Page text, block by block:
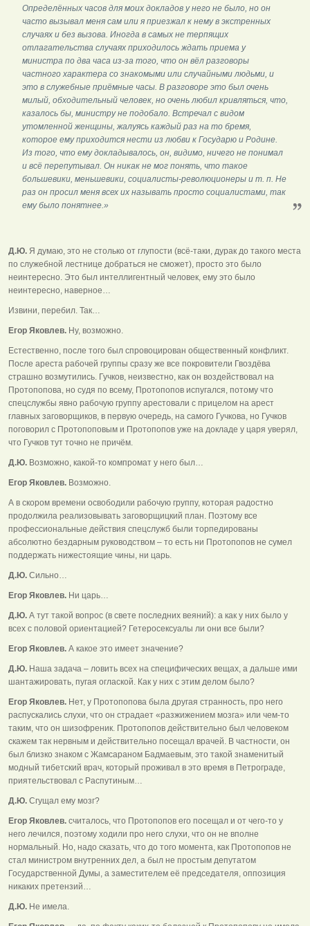
Определённых часов для моих докладов у него не было, но он
часто вызывал меня сам или я приезжал к нему в экстренных
случаях и без вызова. Иногда в самых не терпящих
отлагательства случаях приходилось ждать приема у
министра по два часа из-за того, что он вёл разговоры
частного характера со знакомыми или случайными людьми, и
это в служебные приёмные часы. В разговоре это был очень
милый, обходительный человек, но очень любил кривляться, что,
казалось бы, министру не подобало. Встречал с видом
утомленной женщины, жалуясь каждый раз на то бремя,
которое ему приходится нести из любви к Государю и Родине.
Из того, что ему докладывалось, он, видимо, ничего не понимал
и всё перепутывал. Он никак не мог понять, что такое
большевики, меньшевики, социалисты-революционеры и т. п. Не
раз он просил меня всех их называть просто социалистами, так
ему было понятнее.»
Д.Ю. Я думаю, это не столько от глупости (всё-таки, дурак до такого места
по служебной лестнице добраться не сможет), просто это было
неинтересно. Это был интеллигентный человек, ему это было
неинтересно, наверное…
Извини, перебил. Так…
Егор Яковлев. Ну, возможно.
Естественно, после того был спровоцирован общественный конфликт.
После ареста рабочей группы сразу же все покровители Гвоздёва
страшно возмутились. Гучков, неизвестно, как он воздействовал на
Протопопова, но судя по всему, Протопопов испугался, потому что
спецслужбы явно рабочую группу арестовали с прицелом на арест
главных заговорщиков, в первую очередь, на самого Гучкова, но Гучков
поговорил с Протопоповым и Протопопов уже на докладе у царя уверял,
что Гучков тут точно не причём.
Д.Ю. Возможно, какой-то компромат у него был…
Егор Яковлев. Возможно.
А в скором времени освободили рабочую группу, которая радостно
продолжила реализовывать заговорщицкий план. Поэтому все
профессиональные действия спецслужб были торпедированы
абсолютно бездарным руководством – то есть ни Протопопов не сумел
поддержать нижестоящие чины, ни царь.
Д.Ю. Сильно…
Егор Яковлев. Ни царь…
Д.Ю. А тут такой вопрос (в свете последних веяний): а как у них было у
всех с половой ориентацией? Гетеросексуалы ли они все были?
Егор Яковлев. А какое это имеет значение?
Д.Ю. Наша задача – ловить всех на специфических вещах, а дальше ими
шантажировать, пугая оглаской. Как у них с этим делом было?
Егор Яковлев. Нет, у Протопопова была другая странность, про него
распускались слухи, что он страдает «разжижением мозга» или чем-то
таким, что он шизофреник. Протопопов действительно был человеком
скажем так нервным и действительно посещал врачей. В частности, он
был близко знаком с Жамсараном Бадмаевым, это такой знаменитый
модный тибетский врач, который проживал в это время в Петрограде,
приятельствовал с Распутиным…
Д.Ю. Сгущал ему мозг?
Егор Яковлев. считалось, что Протопопов его посещал и от чего-то у
него лечился, поэтому ходили про него слухи, что он не вполне
нормальный. Но, надо сказать, что до того момента, как Протопопов не
стал министром внутренних дел, а был не простым депутатом
Государственной Думы, а заместителем её председателя, оппозиция
никаких претензий…
Д.Ю. Не имела.